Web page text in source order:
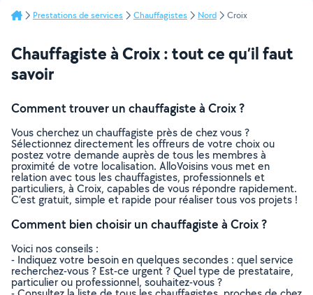
Prestations de services Chauffagistes Nord Croix
Chauffagiste à Croix : tout ce qu’il faut
savoir
Comment trouver un chauffagiste à Croix ?
Vous cherchez un chauffagiste près de chez vous ?
Sélectionnez directement les offreurs de votre choix ou
postez votre demande auprès de tous les membres à
proximité de votre localisation. AlloVoisins vous met en
relation avec tous les chauffagistes, professionnels et
particuliers, à Croix, capables de vous répondre rapidement.
C’est gratuit, simple et rapide pour réaliser tous vos projets !
Comment bien choisir un chauffagiste à Croix ?
Voici nos conseils :
- Indiquez votre besoin en quelques secondes : quel service
recherchez-vous ? Est-ce urgent ? Quel type de prestataire,
particulier ou professionnel, souhaitez-vous ?